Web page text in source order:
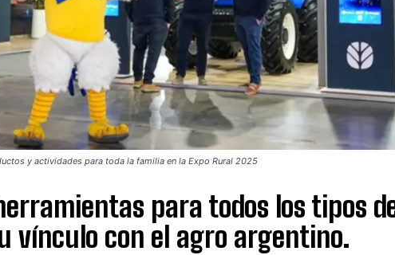
y actividades para toda la familia en la Expo Rural 2025
para todos los tipos
vínculo con el agro argentino.